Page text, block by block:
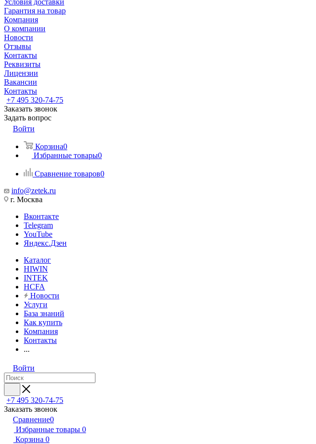
Условия доставки
Гарантия на товар
Компания
О компании
Новости
Отзывы
Контакты
Реквизиты
Лицензии
Вакансии
Контакты
+7 495 320-74-75
Заказать звонок
Задать вопрос
Войти
Корзина0
Избранные товары0
Сравнение товаров0
info@zetek.ru
г. Москва
Вконтакте
Telegram
YouTube
Яндекс.Дзен
Каталог
HIWIN
INTEK
HCFA
Новости
Услуги
База знаний
Как купить
Компания
Контакты
...
Войти
+7 495 320-74-75
Заказать звонок
Сравнение0
Избранные товары 0
Корзина 0